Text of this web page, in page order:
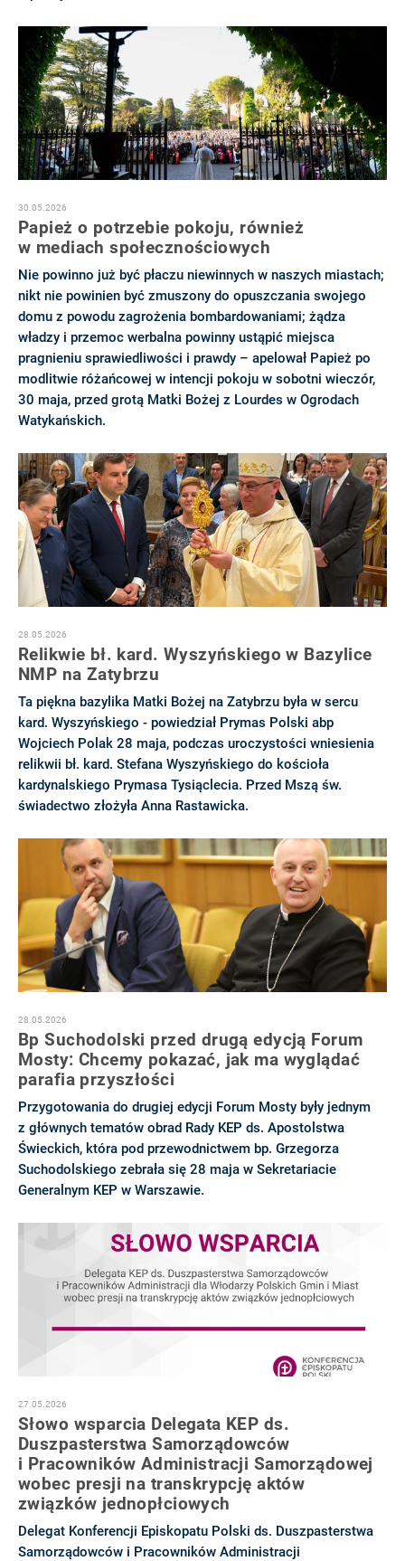
30.05.2026
Papież o potrzebie pokoju, również
w mediach społecznościowych
Nie powinno już być płaczu niewinnych w naszych miastach;
nikt nie powinien być zmuszony do opuszczania swojego
domu z powodu zagrożenia bombardowaniami; żądza
władzy i przemoc werbalna powinny ustąpić miejsca
pragnieniu sprawiedliwości i prawdy – apelował Papież po
modlitwie różańcowej w intencji pokoju w sobotni wieczór,
30 maja, przed grotą Matki Bożej z Lourdes w Ogrodach
Watykańskich.
28.05.2026
Relikwie bł. kard. Wyszyńskiego w Bazylice
NMP na Zatybrzu
Ta piękna bazylika Matki Bożej na Zatybrzu była w sercu
kard. Wyszyńskiego - powiedział Prymas Polski abp
Wojciech Polak 28 maja, podczas uroczystości wniesienia
relikwii bł. kard. Stefana Wyszyńskiego do kościoła
kardynalskiego Prymasa Tysiąclecia. Przed Mszą św.
świadectwo złożyła Anna Rastawicka.
28.05.2026
Bp Suchodolski przed drugą edycją Forum
Mosty: Chcemy pokazać, jak ma wyglądać
parafia przyszłości
Przygotowania do drugiej edycji Forum Mosty były jednym
z głównych tematów obrad Rady KEP ds. Apostolstwa
Świeckich, która pod przewodnictwem bp. Grzegorza
Suchodolskiego zebrała się 28 maja w Sekretariacie
Generalnym KEP w Warszawie.
27.05.2026
Słowo wsparcia Delegata KEP ds.
Duszpasterstwa Samorządowców
i Pracowników Administracji Samorządowej
wobec presji na transkrypcję aktów
związków jednopłciowych
Delegat Konferencji Episkopatu Polski ds. Duszpasterstwa
Samorządowców i Pracowników Administracji